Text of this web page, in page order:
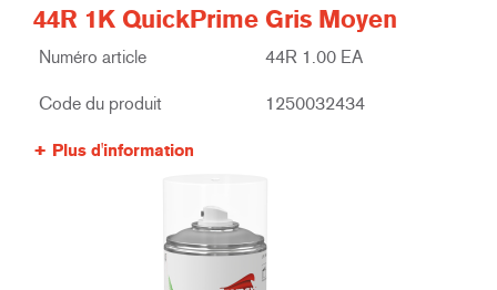
44R 1K QuickPrime Gris Moyen
Numéro article 44R 1.00 EA
Code du produit 1250032434
Plus d'information